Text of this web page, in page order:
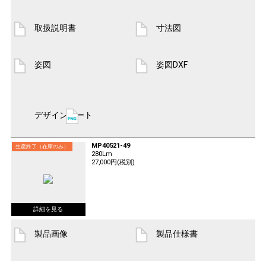
取扱説明書 寸法図
姿図 姿図DXF
デザインシート
生産終了（在庫のみ）
MP40521-49
280Lm
27,000円(税別)
製品画像 製品仕様書